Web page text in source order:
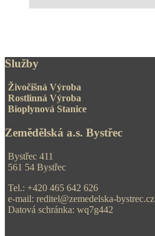
Služby
Živočišná Výroba
Rostlinná Výroba
Bioplynová Stanice
Zemědělská a.s. Bystřec
Bystřec 411
561 54 Bystřec
Tel.: +420 465 642 626
e-mail: reditel@zemedelska-bystrec.cz
Datová schránka: wq7g442